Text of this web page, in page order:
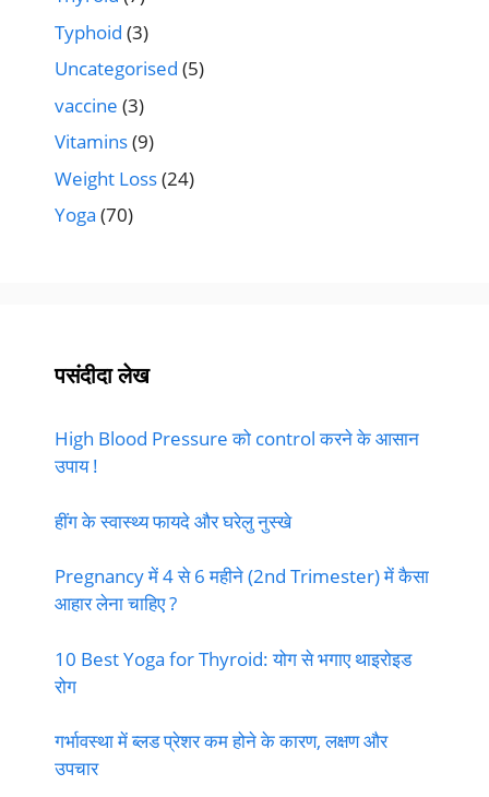
Typhoid (3)
Uncategorised (5)
vaccine (3)
Vitamins(9)
Weight Loss(24)
Yoga (70)
पसंदीदा लेख
High Blood Pressure को control करने के आसान
उपाय !
हींग के स्वास्थ्य फायदे और घरेलु नुस्खे
Pregnancy में 4 से 6 महीने (2nd Trimester) में कैसा
आहार लेना चाहिए ?
10 Best Yoga for Thyroid: योग से भगाए थाइरोइड
रोग
गर्भावस्था में ब्लड प्रेशर कम होने के कारण, लक्षण और
उपचार